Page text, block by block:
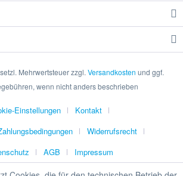
Mehrwertsteuer zzgl. Versandkosten und ggf.
wenn nicht anders beschrieben
Einstellungen
Kontakt
Widerrufsrecht
AGB Impressum